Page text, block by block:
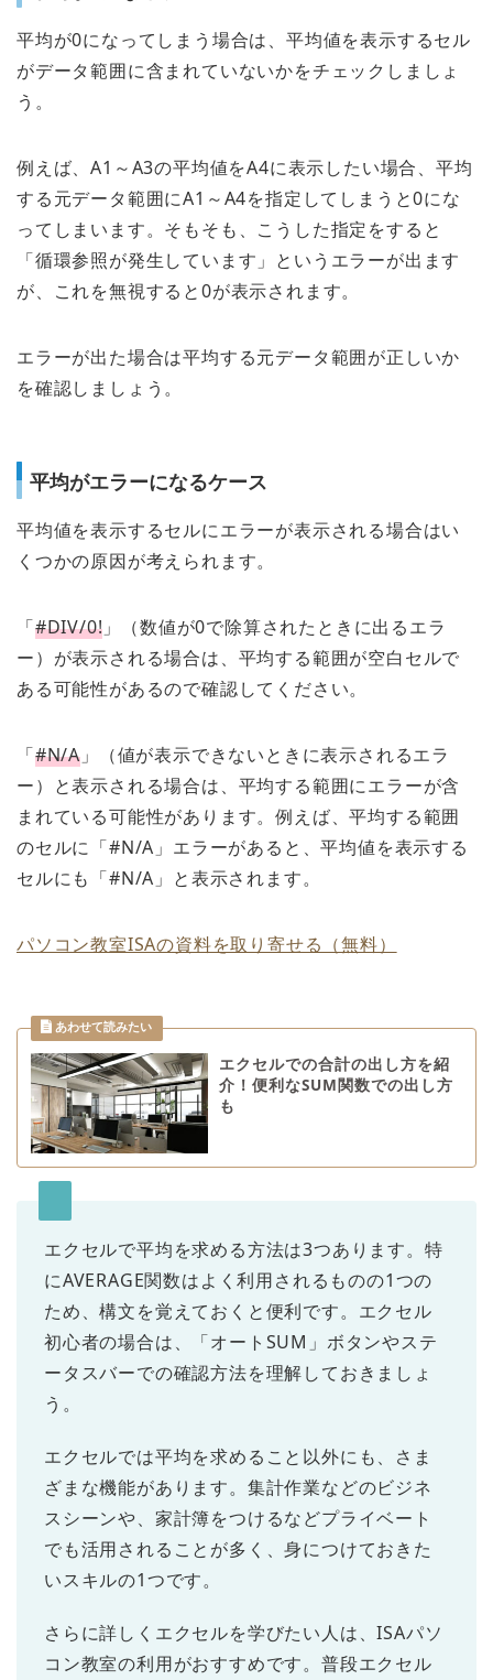
平均が0になってしまう場合は、平均値を表示するセル
がデータ範囲に含まれていないかをチェックしましょ
う。
例えば、A1～A3の平均値をA4に表示したい場合、平均
する元データ範囲にA1～A4を指定してしまうと0にな
ってしまいます。そもそも、こうした指定をすると
「循環参照が発生しています」というエラーが出ます
が、これを無視すると0が表示されます。
エラーが出た場合は平均する元データ範囲が正しいか
を確認しましょう。
平均がエラーになるケース
平均値を表示するセルにエラーが表示される場合はい
くつかの原因が考えられます。
「#DIV/0! 」（数値が0で除算されたときに出るエラ
ー）が表示される場合は、平均する範囲が空白セルで
ある可能性があるので確認してください。
「#N/A 」（値が表示できないときに表示されるエラ
ー）と表示される場合は、平均する範囲にエラーが含
まれている可能性があります。例えば、平均する範囲
のセルに「#N/A」エラーがあると、平均値を表示する
セルにも「#N/A」と表示されます。
パソコン教室ISAの資料を取り寄せる（無料）
エクセルでの合計の出し方を紹
介！便利なSUM関数での出し方
も
エクセルで平均を求める方法は3つあります。特
にAVERAGE関数はよく利用されるものの1つの
ため、構文を覚えておくと便利です。エクセル
初心者の場合は、「オートSUM」ボタンやステ
ータスバーでの確認方法を理解しておきましょ
う。
エクセルでは平均を求めること以外にも、さま
ざまな機能があります。集計作業などのビジネ
スシーンや、家計簿をつけるなどプライベート
でも活用されることが多く、身につけておきた
いスキルの1つです。
さらに詳しくエクセルを学びたい人は、ISAパソ
コン教室の利用がおすすめです。普段エクセル